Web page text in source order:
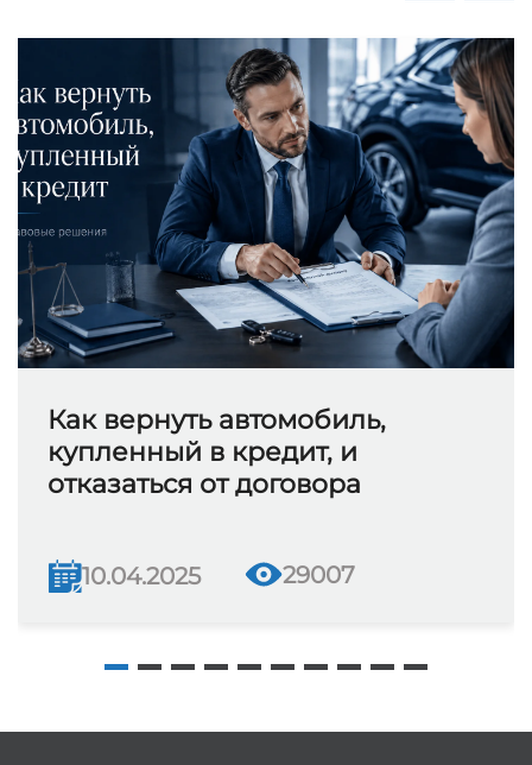
Как вернуть автомобиль,
купленный в кредит, и
отказаться от договора
10.04.2025 29007